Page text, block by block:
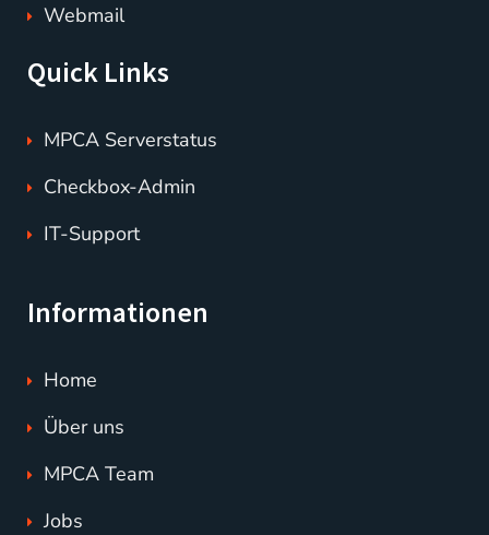
Webmail
Quick Links
MPCA Serverstatus
Checkbox-Admin
IT-Support
Informationen
Home
Über uns
MPCA Team
Jobs